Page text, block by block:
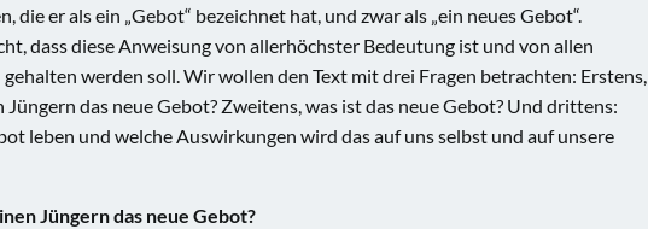
die er als ein „Gebot“ bezeichnet hat, und zwar als „ein neues Gebot“.
dass diese Anweisung von allerhöchster Bedeutung ist und von allen
werden soll. Wir wollen den Text mit drei Fragen betrachten: Erstens,
das neue Gebot? Zweitens, was ist das neue Gebot? Und drittens:
leben und welche Auswirkungen wird das auf uns selbst und auf unsere
Jüngern das neue Gebot?